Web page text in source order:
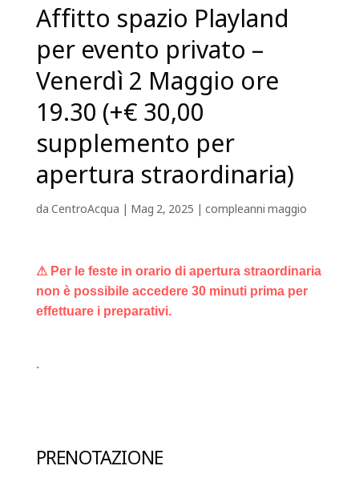
Affitto spazio Playland
per evento privato –
Venerdì 2 Maggio ore
19.30 (+€ 30,00
supplemento per
apertura straordinaria)
daCentroAcqua | Mag 2, 2025 | compleanni maggio
⚠ Per le feste in orario di apertura straordinaria
non è possibile accedere 30 minuti prima per
effettuare i preparativi.
.
PRENOTAZIONE